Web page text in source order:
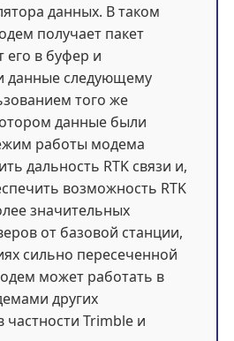
данных. В таком
получает пакет
в буфер и
данные следующему
того же
данные были
работы модема
дальность RTK связи и,
возможность RTK
значительных
от базовой станции,
сильно пересеченной
может работать в
других
частности Trimble и